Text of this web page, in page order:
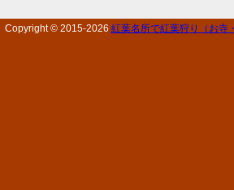
Copyright © 2015-2026 紅葉名所で紅葉狩り（お寺